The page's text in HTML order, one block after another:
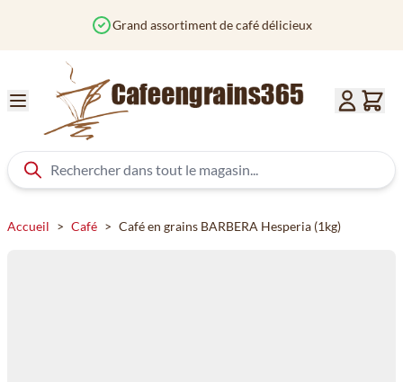
Commandé avant 12h? Expédié aujourd'hui
Accueil > Café > Café en grains BARBERA Hesperia (1kg)